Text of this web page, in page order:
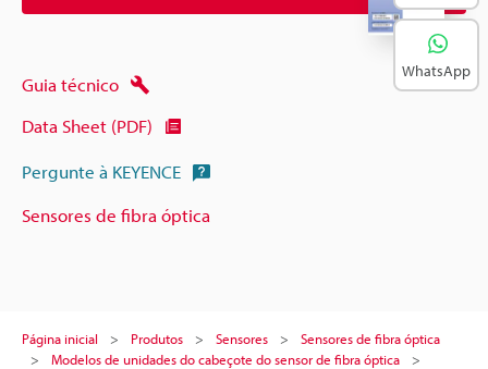
Guia técnico
Data Sheet (PDF)
Pergunte à KEYENCE
Sensores de fibra óptica
Página inicial Produtos Sensores
Sensores de fibra óptica
Modelos de unidades do cabeçote do sensor de fibra óptica
WhatsApp